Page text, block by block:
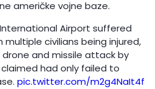
američke vojne baze.
Airport suffered
civilians being injured,
and missile attack by
had only failed to
pic.twitter.com/m2g4NaIt4f